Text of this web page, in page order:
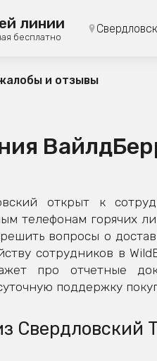
линии
бесплатно
и отзывы
открыт к
телефонам горячих
вопросы о
сотрудников в
про отчетные
поддержку
Свердловский